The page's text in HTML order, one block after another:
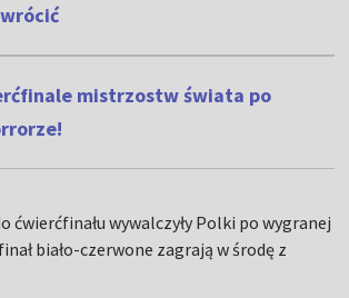
mistrzostw świata po
ćwierćfinału wywalczyły Polki po wygranej
biało-czerwone zagrają w środę z